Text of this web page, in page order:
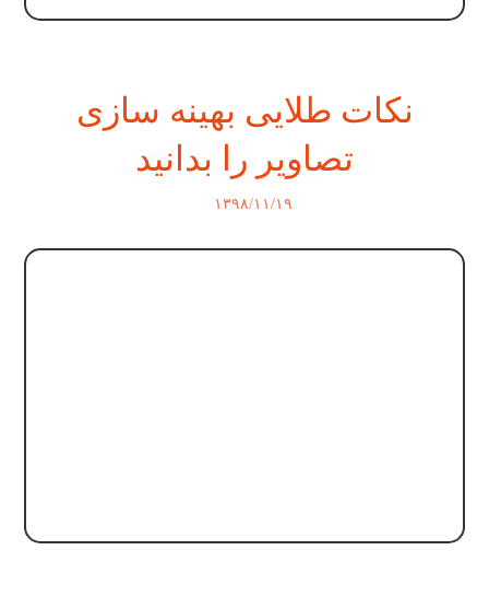
نکات طلایی بهینه سازی
تصاویر را بدانید
۱۳۹۸/۱۱/۱۹